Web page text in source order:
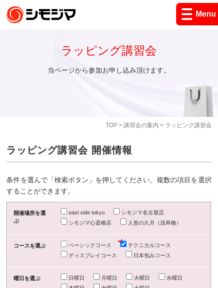
Menu
TOP> 講習会の案内 > ラッピング講習会
ラッピング講習会
当ページから参加お申し込み頂けます。
ラッピング講習会 開催情報
条件を選んで「検索ボタン」を押してください。複数の項目を選択
することができます。
開催場所を選
ぶ
east side tokyo
シモジマ名古屋店
シモジマ心斎橋店
人形の久月（浅草橋）
コースを選ぶ ベーシックコース
テクニカルコース
ディスプレイコース
日本包みコース
曜日を選ぶ 日曜日 月曜日 火曜日
水曜日